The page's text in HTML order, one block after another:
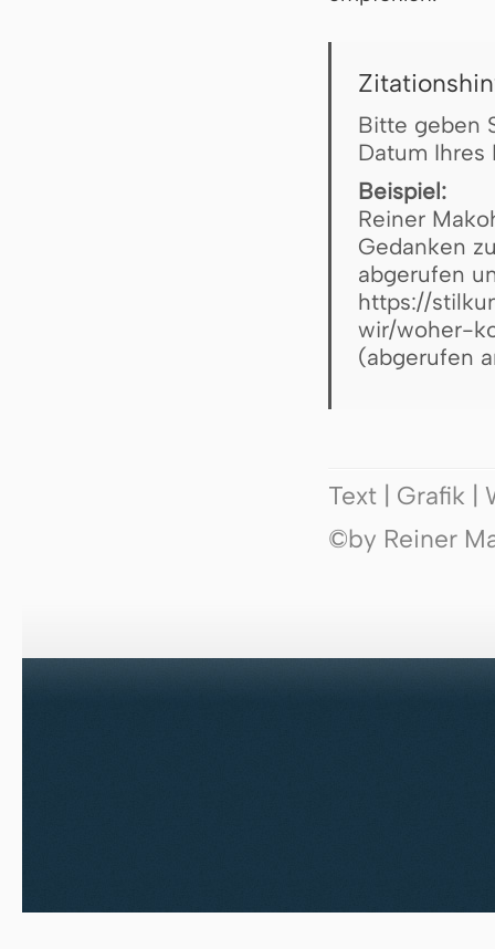
Bitte geben
Datum Ihres
Beispiel:
Reiner
Gedanken
abgerufen
https://
wir/woher-
(abgerufen
Text | Grafik |
©by Reiner